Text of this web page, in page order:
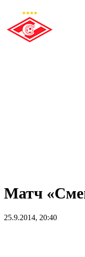
Матч
25.9.2014, 20:40